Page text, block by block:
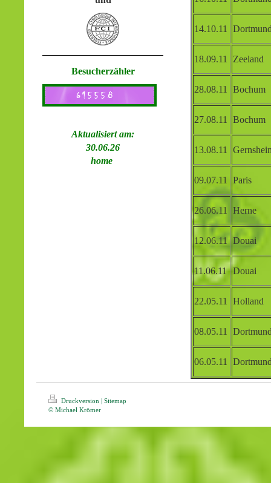
Besucherzähler
Aktualisiert am:
30.06.26
home
14.10.11
18.09.11 Zeeland
28.08.11 Bochum
27.08.11 Bochum
13.08.11
09.07.11 Paris
26.06.11 Herne
12.06.11 Douai
11.06.11 Douai
22.05.11 Holland
08.05.11
06.05.11
Druckversion | Sitemap
© Michael Krömer